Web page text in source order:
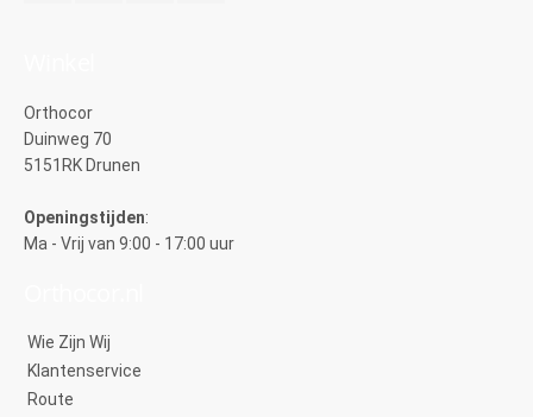
Orthocor
Duinweg 70
5151RK Drunen
Openingstijden:
Ma - Vrij van 9:00 - 17:00 uur
Wie Zijn Wij
Klantenservice
Route